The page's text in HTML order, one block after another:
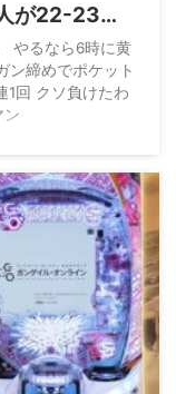
が22-23回
やるなら6時に黄
ン締めでポケット
1回 クソ負けたわ